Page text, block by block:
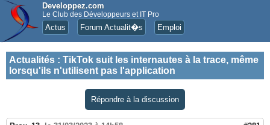
Developpez.com
Le Club des Développeurs et IT Pro
Actus Forum Actualit�s Emploi
Actualités : TikTok suit les internautes à la trace, même
lorsqu'ils n'utilisent pas l'application
Répondre à la discussion